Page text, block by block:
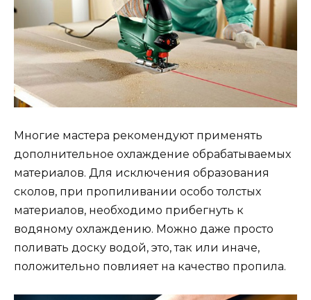
Многие мастера рекомендуют применять
дополнительное охлаждение обрабатываемых
материалов. Для исключения образования
сколов, при пропиливании особо толстых
материалов, необходимо прибегнуть к
водяному охлаждению. Можно даже просто
поливать доску водой, это, так или иначе,
положительно повлияет на качество пропила.